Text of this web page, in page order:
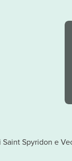
Spyridon e